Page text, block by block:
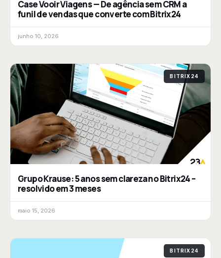
Case Vooir Viagens — De agência sem CRM a
funil de vendas que converte com Bitrix24
junho 10, 2026
BITRIX24
Grupo Krause: 5 anos sem clareza no Bitrix24 –
resolvido em 3 meses
maio 15, 2026
BITRIX24